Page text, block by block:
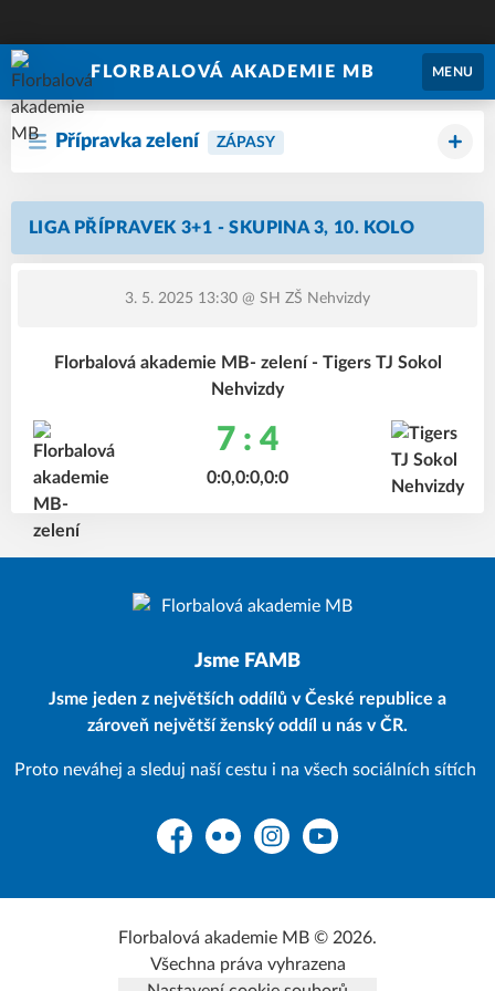
FLORBALOVÁ AKADEMIE MB MENU
Přípravka zelení ZÁPASY
LIGA PŘÍPRAVEK 3+1 - SKUPINA 3, 10. KOLO
3. 5. 2025 13:30 @ SH ZŠ Nehvizdy
Florbalová akademie MB- zelení - Tigers TJ Sokol
Nehvizdy
7 : 4
0:0,0:0,0:0
Jsme FAMB
Jsme jeden z největších oddílů v České republice a
zároveň největší ženský oddíl u nás v ČR.
Proto neváhej a sleduj naší cestu i na všech sociálních sítích
FacebookFlickr InstagramYouTube
Florbalová akademie MB © 2026.
Všechna práva vyhrazena